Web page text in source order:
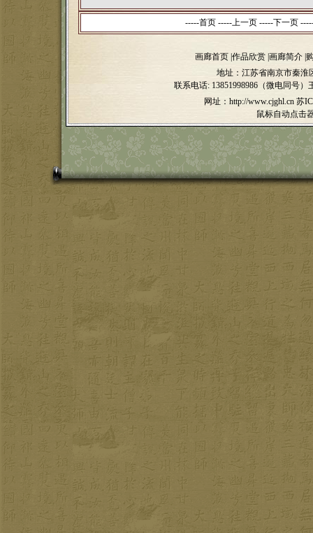
-----首页 -----上一页 -----下一页
画廊首页 作品欣赏 画廊简介
地址：江苏省南京市秦淮
联系电话: 13851998986（微电同号）
网址：http://www.cjghl.cn 苏
鼠标自动点击